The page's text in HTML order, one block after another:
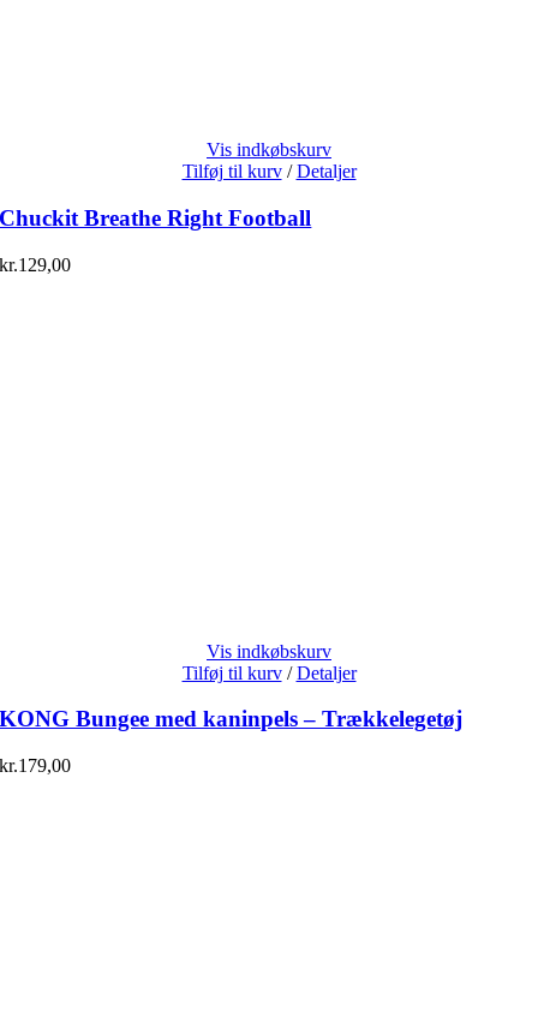
Vis indkøbskurv
Tilføj til kurv / Detaljer
Chuckit Breathe Right Football
kr.129,00
Vis indkøbskurv
Tilføj til kurv / Detaljer
KONG Bungee med kaninpels – Trækkelegetøj
kr.179,00